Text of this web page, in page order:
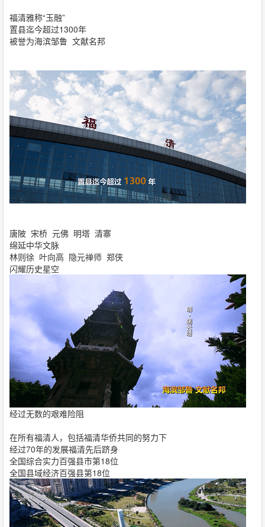
福清雅称“玉融”
置县迄今超过1300年
被誉为海滨邹鲁 文献名邦
唐陂 宋桥 元佛 明塔 清寨
绵延中华文脉
林则徐 叶向高 隐元禅师 郑侠
闪耀历史星空
经过无数的艰难险阻
在所有福清人，包括福清华侨共同的努力下
经过70年的发展福清先后跻身
全国综合实力百强县市第18位
全国县域经济百强县第18位